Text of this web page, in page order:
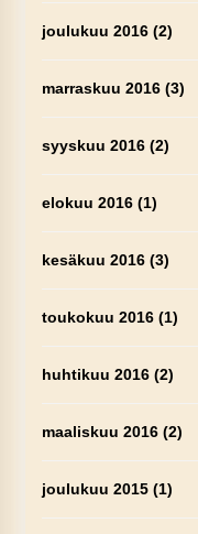
joulukuu 2016(2)
marraskuu 2016(3)
syyskuu 2016(2)
elokuu 2016(1)
kesäkuu 2016(3)
toukokuu 2016(1)
huhtikuu 2016(2)
maaliskuu 2016(2)
joulukuu 2015(1)